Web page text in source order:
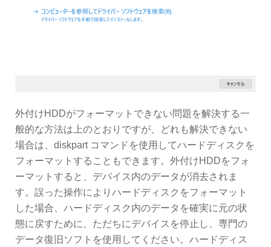
外付けHDDがフォーマットできない問題を解決する一
般的な方法は上のとおりですが、どれも解決できない
場合は、diskpart コマンドを使用してハードディスクを
フォーマットすることもできます。外付けHDDをフォ
ーマットすると、デバイス内のデータが消去されま
す。誤った操作によりハードディスクをフォーマット
した場合、ハードディスク内のデータを確実に元の状
態に戻すために、ただちにデバイスを停止し、専門の
データ復旧ソフトを使用してください。ハードディス